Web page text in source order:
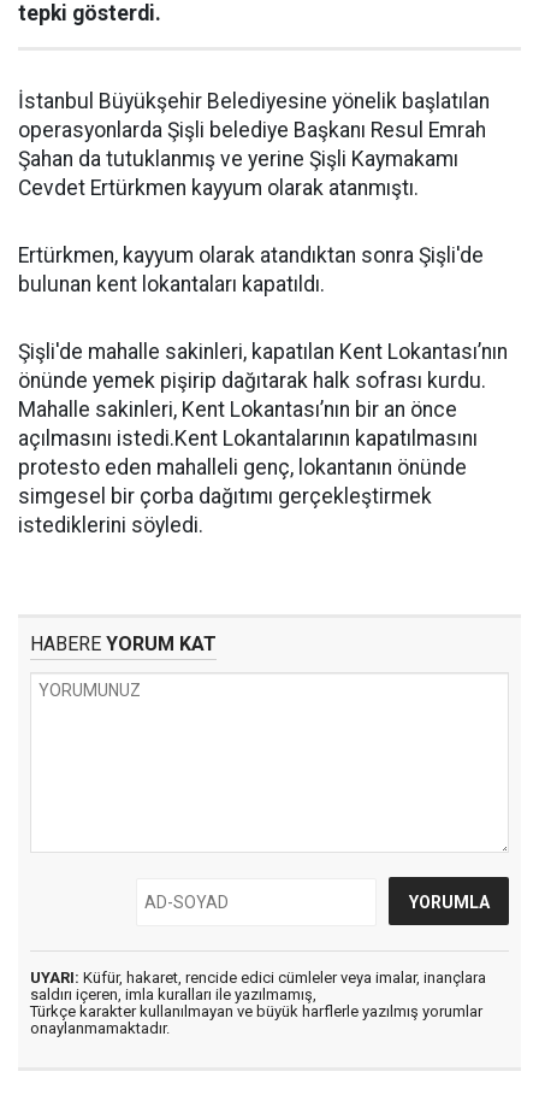
tepki gösterdi.
İstanbul Büyükşehir Belediyesine yönelik başlatılan
operasyonlarda Şişli belediye Başkanı Resul Emrah
Şahan da tutuklanmış ve yerine Şişli Kaymakamı
Cevdet Ertürkmen kayyum olarak atanmıştı.
Ertürkmen, kayyum olarak atandıktan sonra Şişli'de
bulunan kent lokantaları kapatıldı.
Şişli'de mahalle sakinleri, kapatılan Kent Lokantası’nın
önünde yemek pişirip dağıtarak halk sofrası kurdu.
Mahalle sakinleri, Kent Lokantası’nın bir an önce
açılmasını istedi.Kent Lokantalarının kapatılmasını
protesto eden mahalleli genç, lokantanın önünde
simgesel bir çorba dağıtımı gerçekleştirmek
istediklerini söyledi.
HABERE YORUM KAT
UYARI: Küfür, hakaret, rencide edici cümleler veya imalar, inançlara
saldırı içeren, imla kuralları ile yazılmamış,
Türkçe karakter kullanılmayan ve büyük harflerle yazılmış yorumlar
onaylanmamaktadır.